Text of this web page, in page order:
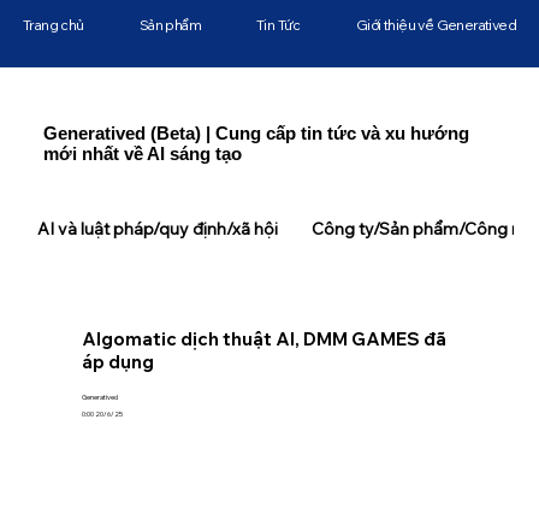
Generatived (Beta) | Cung cấp tin tức và xu hướng
mới nhất về AI sáng tạo
Algomatic dịch thuật AI, DMM GAMES đã
áp dụng
Generatived
0:00 20/6/25
Trang chủ Sản phẩm Tin Tức Giới thiệu về Generatived
AI và luật pháp/quy định/xã hội Công ty/Sản phẩm/Công